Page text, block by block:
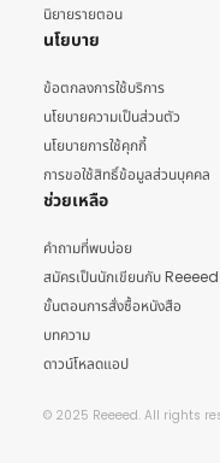
นิยายรายตอน
นโยบาย
ข้อตกลงการใช้บริการ
นโยบายความเป็นส่วนตัว
นโยบายการใช้คุกกี้
การขอใช้สิทธิ์ข้อมูลส่วนบุคคล
ช่วยเหลือ
คำถามที่พบบ่อย
สมัครเป็นนักเขียนกับ Reeeed
ขั้นตอนการสั่งซื้อหนังสือ
บทความ
ดาวน์โหลดแอป
© 2025 Reeeed. All rights